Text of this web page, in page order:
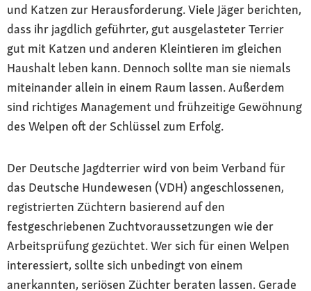
und Katzen zur Herausforderung. Viele Jäger berichten,
dass ihr jagdlich geführter, gut ausgelasteter Terrier
gut mit Katzen und anderen Kleintieren im gleichen
Haushalt leben kann. Dennoch sollte man sie niemals
miteinander allein in einem Raum lassen. Außerdem
sind richtiges Management und frühzeitige Gewöhnung
des Welpen oft der Schlüssel zum Erfolg.
Der Deutsche Jagdterrier wird von beim Verband für
das Deutsche Hundewesen (VDH) angeschlossenen,
registrierten Züchtern basierend auf den
festgeschriebenen Zuchtvoraussetzungen wie der
Arbeitsprüfung gezüchtet. Wer sich für einen Welpen
interessiert, sollte sich unbedingt von einem
anerkannten, seriösen Züchter beraten lassen. Gerade